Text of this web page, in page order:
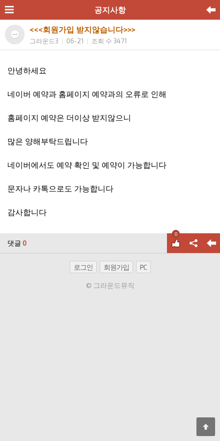
공지사항
<<<회원가입 받지않습니다>>>
그라운드3 06-21 조회 수 3471
안녕하세요
네이버 예약과 홈페이지 예약과의 오류로 인해
홈페이지 예약은 더이상 받지않으니
많은 양해부탁드립니다
네이버에서도 예약 확인 및 예약이 가능합니다
문자나 카톡으로도 가능합니다
감사합니다
댓글 0
0
로그인 회원가입 PC
© 그라운드뮤직